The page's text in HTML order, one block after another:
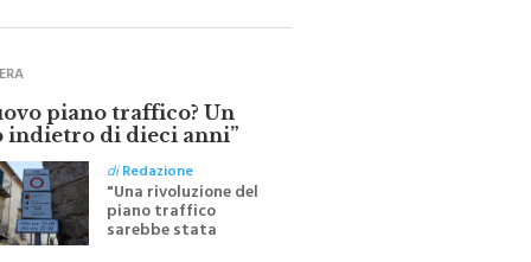
all'indomani della
piano traffico? Un
indietro di dieci anni”
diRedazione
"Una rivoluzione del
piano traffico
sarebbe stata